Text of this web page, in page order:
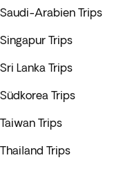
Saudi-Arabien Trips
Singapur Trips
Sri Lanka Trips
Südkorea Trips
Taiwan Trips
Thailand Trips